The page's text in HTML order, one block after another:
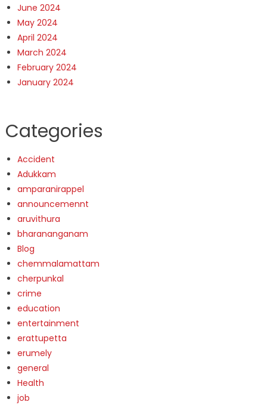
June 2024
May 2024
April 2024
March 2024
February 2024
January 2024
Categories
Accident
Adukkam
amparanirappel
announcemennt
aruvithura
bharananganam
Blog
chemmalamattam
cherpunkal
crime
education
entertainment
erattupetta
erumely
general
Health
job